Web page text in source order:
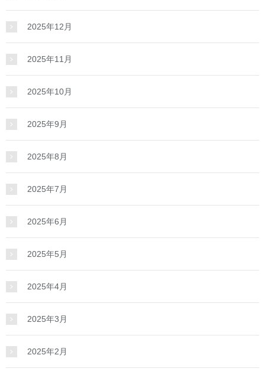
2025年12月
2025年11月
2025年10月
2025年9月
2025年8月
2025年7月
2025年6月
2025年5月
2025年4月
2025年3月
2025年2月